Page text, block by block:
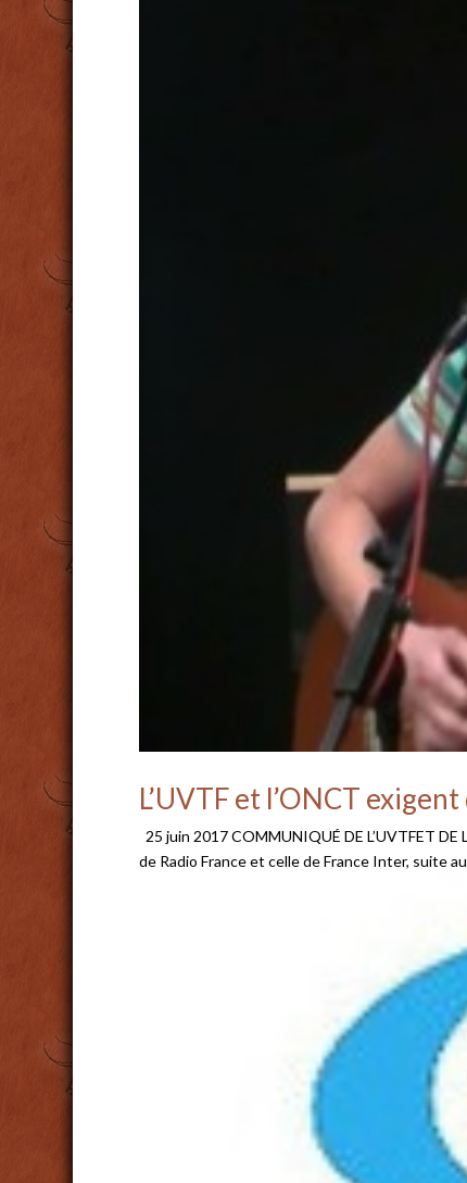
L’UVTF et l’ONCT
25 juin 2017 COMMUNIQUÉ DE L’UVTFET
de Radio France et celle de France Inter, suite